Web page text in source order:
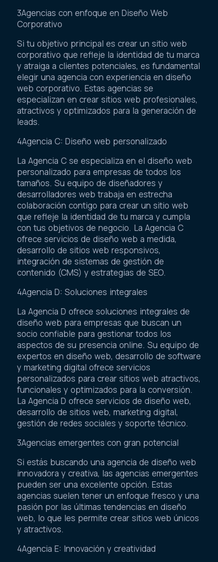
3Agencias con enfoque en Diseño Web
Corporativo
Si tu objetivo principal es crear un sitio web
corporativo que refleje la identidad de tu marca
y atraiga a clientes potenciales, es fundamental
elegir una agencia con experiencia en diseño
web corporativo. Estas agencias se
especializan en crear sitios web profesionales,
atractivos y optimizados para la generación de
leads.
4Agencia C: Diseño web personalizado
La Agencia C se especializa en el diseño web
personalizado para empresas de todos los
tamaños. Su equipo de diseñadores y
desarrolladores web trabaja en estrecha
colaboración contigo para crear un sitio web
que refleje la identidad de tu marca y cumpla
con tus objetivos de negocio. La Agencia C
ofrece servicios de diseño web a medida,
desarrollo de sitios web responsivos,
integración de sistemas de gestión de
contenido (CMS) y estrategias de SEO.
4Agencia D: Soluciones integrales
La Agencia D ofrece soluciones integrales de
diseño web para empresas que buscan un
socio confiable para gestionar todos los
aspectos de su presencia online. Su equipo de
expertos en diseño web, desarrollo de software
y marketing digital ofrece servicios
personalizados para crear sitios web atractivos,
funcionales y optimizados para la conversión.
La Agencia D ofrece servicios de diseño web,
desarrollo de sitios web, marketing digital,
gestión de redes sociales y soporte técnico.
3Agencias emergentes con gran potencial
Si estás buscando una agencia de diseño web
innovadora y creativa, las agencias emergentes
pueden ser una excelente opción. Estas
agencias suelen tener un enfoque fresco y una
pasión por las últimas tendencias en diseño
web, lo que les permite crear sitios web únicos
y atractivos.
4Agencia E: Innovación y creatividad